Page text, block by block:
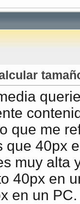
que me
que 40px
muy alta
40px en
en un PC.